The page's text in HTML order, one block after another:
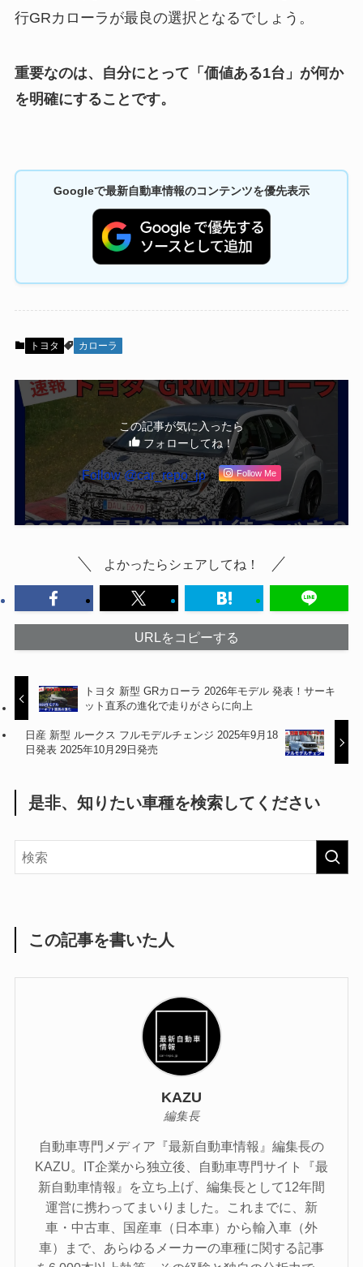
行GRカローラが最良の選択となるでしょう。
重要なのは、自分にとって「価値ある1台」が何か
を明確にすることです。
Googleで最新自動車情報のコンテンツを優先表示
トヨタ カローラ
この記事が気に入ったら
フォローしてね！
Follow @car_repo_jp Follow Me
よかったらシェアしてね！
URLをコピーする
トヨタ 新型 GRカローラ 2026年モデル 発表！サーキ
ット直系の進化で走りがさらに向上
日産 新型 ルークス フルモデルチェンジ 2025年9月18
日発表 2025年10月29日発売
是非、知りたい車種を検索してください
この記事を書いた人
KAZU
編集長
自動車専門メディア『最新自動車情報』編集長の
KAZU。IT企業から独立後、自動車専門サイト『最
新自動車情報』を立ち上げ、編集長として12年間
運営に携わってまいりました。これまでに、新
車・中古車、国産車（日本車）から輸入車（外
車）まで、あらゆるメーカーの車種に関する記事